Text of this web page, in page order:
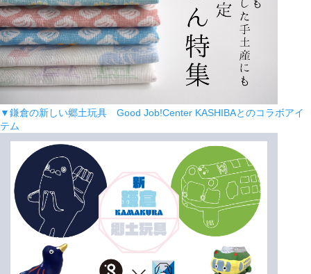
▼鎌倉の新しい郷土玩具 Good Job!Center KASHIBAとのコラボアイ
テム